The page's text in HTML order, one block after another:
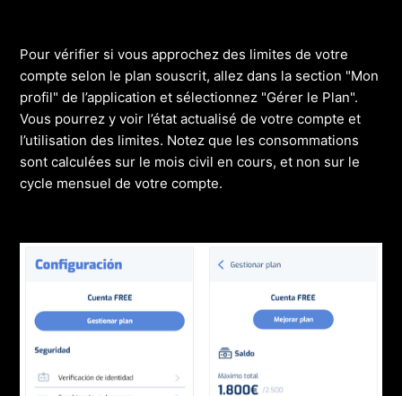
Pour vérifier si vous approchez des limites de votre
compte selon le plan souscrit, allez dans la section "Mon
profil" de l’application et sélectionnez "Gérer le Plan".
Vous pourrez y voir l’état actualisé de votre compte et
l’utilisation des limites. Notez que les consommations
sont calculées sur le mois civil en cours, et non sur le
cycle mensuel de votre compte.